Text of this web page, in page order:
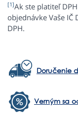
[1]Ak ste platiteľ
objednávke Vaše IČ
DPH.
Doručenie
Verným sa